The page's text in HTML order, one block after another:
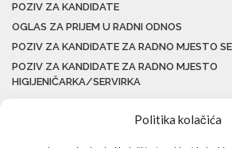
Politika kolačića
POZIV ZA KANDIDATE
OGLAS ZA PRIJEM U RADNI ODNOS
POZIV ZA KANDIDATE ZA RADNO MJESTO
POZIV ZA KANDIDATE ZA RADNO MJESTO
HIGIJENIČARKA/SERVIRKA